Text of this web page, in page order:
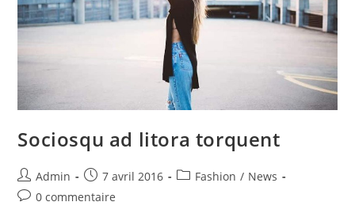
Sociosqu ad litora torquent
Auteur/autrice
de
Admin
Publication
publiée :
7 avril 2016
PostFashion / News
Commentaires
0 commentaire